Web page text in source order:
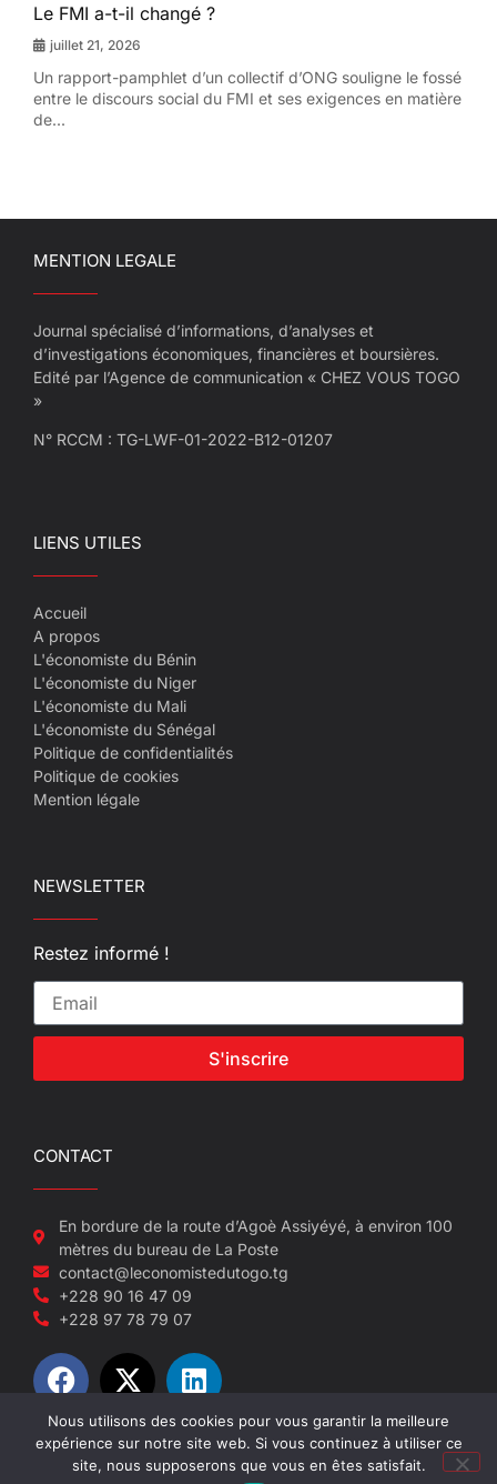
Le FMI a-t-il changé ?
juillet 21, 2026
Un rapport-pamphlet d’un collectif d’ONG souligne le fossé
entre le discours social du FMI et ses exigences en matière
de...
MENTION LEGALE
Journal spécialisé d’informations, d’analyses et
d’investigations économiques, financières et boursières.
Edité par l’Agence de communication « CHEZ VOUS TOGO
»
N° RCCM : TG-LWF-01-2022-B12-01207
LIENS UTILES
Accueil
A propos
L'économiste du Bénin
L'économiste du Niger
L'économiste du Mali
L'économiste du Sénégal
Politique de confidentialités
Politique de cookies
Mention légale
NEWSLETTER
Restez informé !
S'inscrire
CONTACT
En bordure de la route d’Agoè Assiyéyé, à environ 100
mètres du bureau de La Poste
contact@leconomistedutogo.tg
+228 90 16 47 09
+228 97 78 79 07
© 2022-2026 L'économiste du Togo
Nous utilisons des cookies pour vous garantir la meilleure
expérience sur notre site web. Si vous continuez à utiliser ce
site, nous supposerons que vous en êtes satisfait.